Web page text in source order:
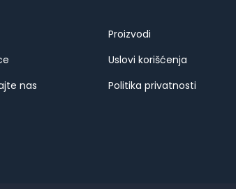
nas
Proizvodi
Uslovi korišćenja
Politika privatnosti